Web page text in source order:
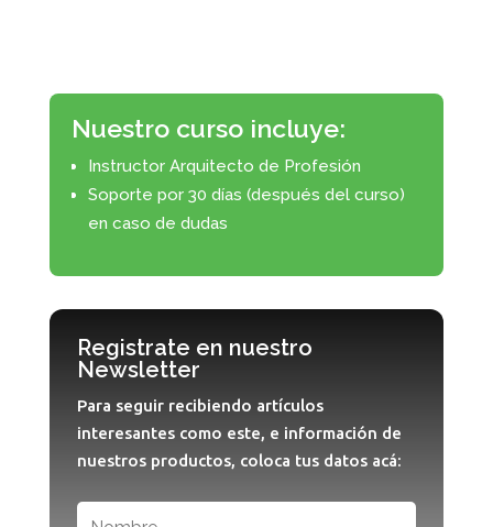
Nuestro curso incluye:
Instructor Arquitecto de Profesión
Soporte por 30 días (después del curso)
en caso de dudas
Registrate en nuestro
Newsletter
Para seguir recibiendo artículos
interesantes como este, e información de
nuestros productos, coloca tus datos acá: